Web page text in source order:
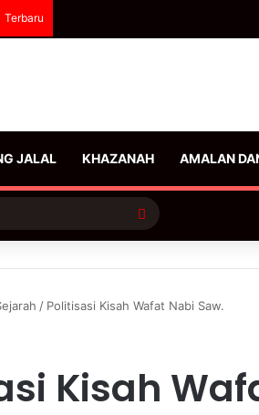
Terbaru
JALAL KHAZANAH AMALAN
Cari
/ Politisasi Kisah Wafat Nabi Saw.
Kisah